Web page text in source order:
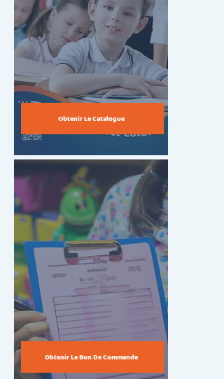
+8
+7
+6
+4
+3
Obtenir Le Catalogue
Obtenir Le Bon De Commande